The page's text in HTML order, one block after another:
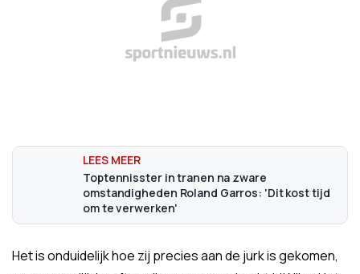
Toptennisster in tranen na zware
omstandigheden Roland Garros: 'Dit kost tijd
om te verwerken'
Het is onduidelijk hoe zij precies aan de jurk is gekomen,